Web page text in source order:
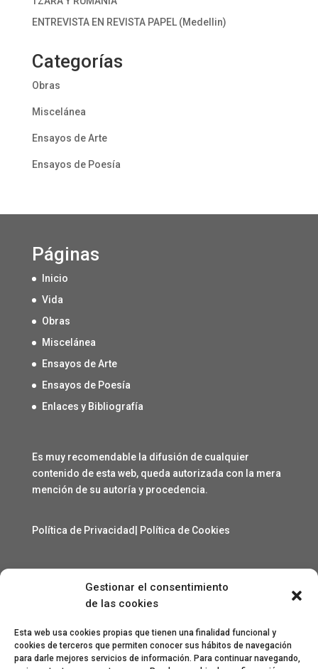
Gestionar el consentimiento
de las cookies
Esta web usa cookies propias que tienen una finalidad funcional y
cookies de terceros que permiten conocer sus hábitos de navegación
para darle mejores servicios de información. Para continuar navegando,
ENTREVISTA EN REVISTA PAPEL (Medellin)
Categorías
Obras
Miscelánea
Ensayos de Arte
Ensayos de Poesía
Páginas
Inicio
Vida
Obras
Miscelánea
Ensayos de Arte
Ensayos de Poesía
Enlaces y Bibliografía
Es muy recomendable la difusión de cualquier
contenido de esta web, queda autorizada con la mera
mención de su autoría y procedencia.
Política de Privacidad Política de Cookies
Contacto
angelcarmelo1956@gmail.com
Especial agradecimiento a Lorenzo Sanjuan Pertusa,